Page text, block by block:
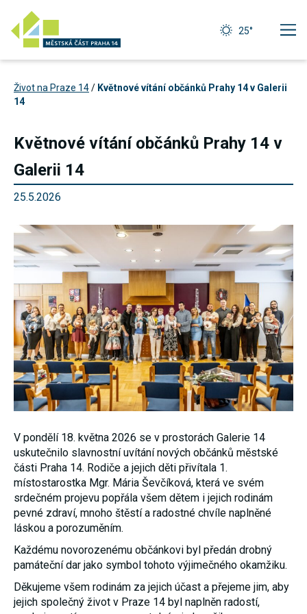
25°
Život na Praze 14/ Květnové vítání občánků Prahy 14 v Galerii
14
Květnové vítání občánků Prahy 14 v
Galerii 14
25.5.2026
V pondělí 18. května 2026 se v prostorách Galerie 14
uskutečnilo slavnostní uvítání nových občánků městské
části Praha 14. Rodiče a jejich děti přivítala 1.
místostarostka Mgr. Mária Ševčíková, která ve svém
srdečném projevu popřála všem dětem i jejich rodinám
pevné zdraví, mnoho štěstí a radostné chvíle naplněné
láskou a porozuměním.
Každému novorozenému občánkovi byl předán drobný
památeční dar jako symbol tohoto výjimečného okamžiku.
Děkujeme všem rodinám za jejich účast a přejeme jim, aby
jejich společný život v Praze 14 byl naplněn radostí,
Technické
cookies
Technické
cookies jsou
nezbytné pro
správné
fungování
webu a všech
funkcí, které
nabízí.
Nepožadujeme
Váš souhlas s
využitím
technických
našem webu.
Z tohoto
důvodu
technické
cookies
nemohou být
individuálně
deaktivovány
cookies
Analytické
cookies nám